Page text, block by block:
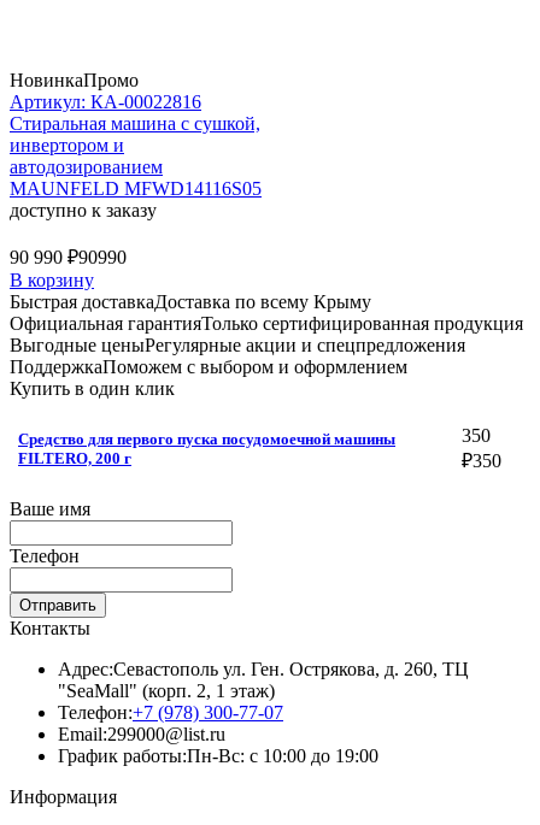
НовинкаПромо
Артикул: КА-00022816
Стиральная машина c сушкой,
инвертором и
автодозированием
MAUNFELD MFWD14116S05
доступно к заказу
90 990 ₽90990
В корзину
Быстрая доставкаДоставка по всему Крыму
Официальная гарантияТолько сертифицированная продукция
Выгодные ценыРегулярные акции и спецпредложения
ПоддержкаПоможем с выбором и оформлением
Купить в один клик
Средство для первого пуска посудомоечной машины
FILTERO, 200 г
350
₽350
Ваше имя
Телефон
Отправить
Контакты
Адрес:Севастополь ул. Ген. Острякова, д. 260, ТЦ
"SeaMall" (корп. 2, 1 этаж)
Телефон:+7 (978) 300-77-07
Email:299000@list.ru
График работы:Пн-Вс: с 10:00 до 19:00
Информация